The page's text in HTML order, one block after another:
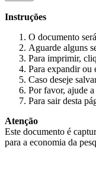
Instruções
O documento
Aguarde alguns
Para imprimir,
Para expandir
Caso deseje
Por favor, ajude
Para sair desta
Atenção
Este documento é
para a economia da